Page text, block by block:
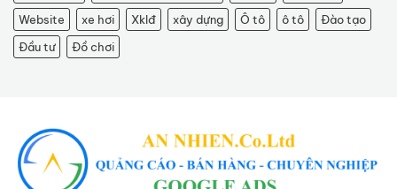
Website
xe hơi Xklđ xây dựng Ô tô ô tô
Đào tạo
Đầu tư
Đồ chơi